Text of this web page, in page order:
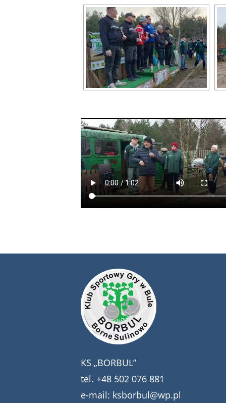
KS „BORBUL”
tel. +48 502 076 881
e-mail: ksborbul@wp.pl